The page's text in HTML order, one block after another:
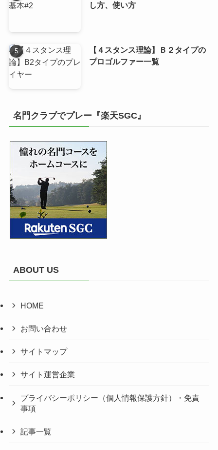
し方、使い方
【４スタンス理論】Ｂ２タイプの
プロゴルファー一覧
名門クラブでプレー『楽天SGC』
ABOUT US
HOME
お問い合わせ
サイトマップ
サイト運営企業
プライバシーポリシー（個人情報保護方針）・免責
事項
記事一覧